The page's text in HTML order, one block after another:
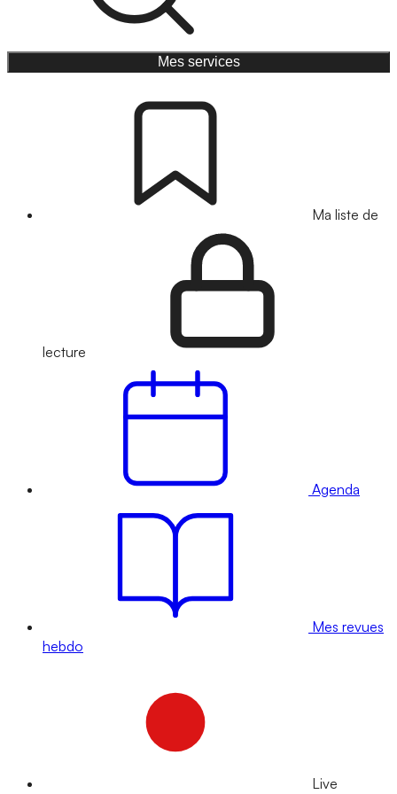
Mes services
Ma liste de
lecture
Agenda
Mes revues
hebdo
Live